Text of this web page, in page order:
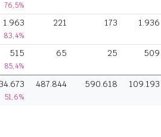
76,5%
1.963
83,4%
221 173 1.936
515
85,4%
65 25 509
51,6%
487.844 590.618 109.193